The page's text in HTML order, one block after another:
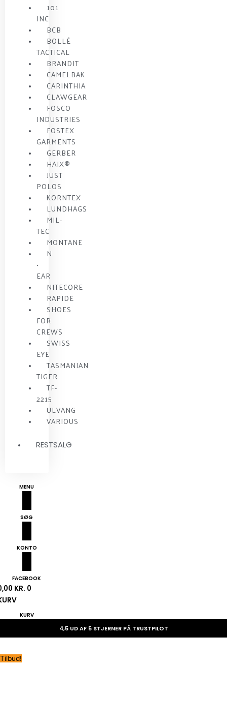
101
INC
BCB
BOLLÉ
TACTICAL
BRANDIT
CAMELBAK
CARINTHIA
CLAWGEAR
FOSCO
INDUSTRIES
FOSTEX
GARMENTS
GERBER
HAIX®
JUST
POLOS
KORNTEX
LUNDHAGS
MIL-
TEC
MONTANE
N
•
EAR
NITECORE
RAPIDE
SHOES
FOR
CREWS
SWISS
EYE
TASMANIAN
TIGER
TF-
2215
ULVANG
VARIOUS
RESTSALG
MENU
SØG
KONTO
FACEBOOK
KR. 0
KURV
4,5 UD AF 5 STJERNER PÅ TRUSTPILOT
Tilbud!